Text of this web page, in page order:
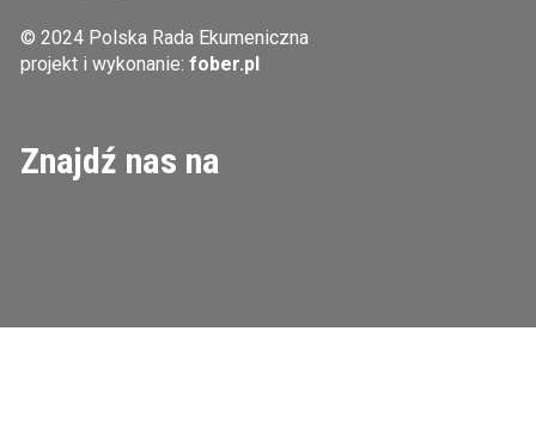
© 2024 Polska Rada Ekumeniczna
projekt i wykonanie: fober.pl
Znajdź nas na